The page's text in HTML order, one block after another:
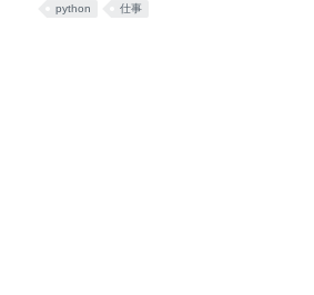
るには面倒な計算はコンピュータに任せてし
python 仕事